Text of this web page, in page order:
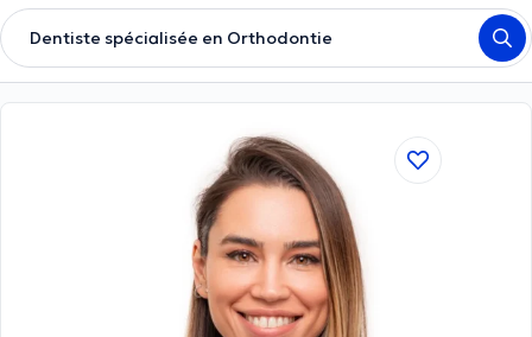
Dentiste spécialisée en Orthodontie